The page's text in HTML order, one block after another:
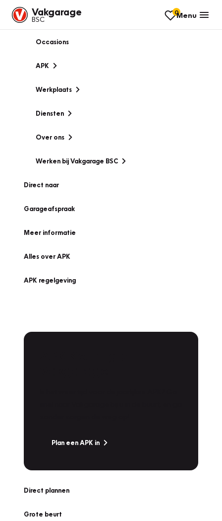
Vakgarage
BSC
0Menu
Occasions
APK
Werkplaats
Diensten
Over ons
Werken bij Vakgarage BSC
Direct naar
Garageafspraak
Meer informatie
Alles over APK
APK regelgeving
Plan een APK in
Direct plannen
Grote beurt